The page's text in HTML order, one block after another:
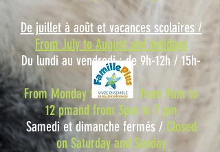
De juillet à août et vacances scolaires /
From July to August and holidays
Du lundi au vendredi : de 9h-12h / 15h-
19h
From Monday to Friday : from 9am to
12 pmand from 3pm to 7 pm
Samedi et dimanche fermés / Closed
on Saturday and Sunday